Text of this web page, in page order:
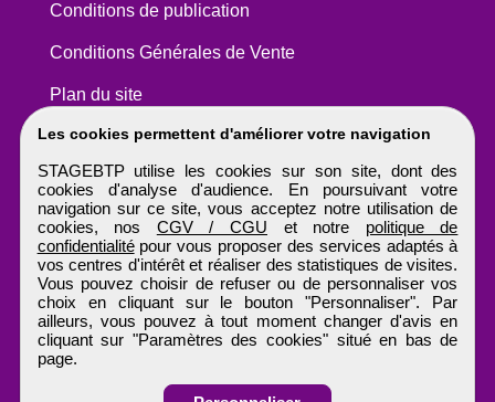
Les cookies permettent d'améliorer votre navigation
STAGEBTP utilise les cookies sur son site, dont des
cookies d'analyse d'audience. En poursuivant votre
navigation sur ce site, vous acceptez notre utilisation de
cookies, nos CGV / CGU et notre politique de
confidentialitépour vous proposer des services adaptés à
vos centres d'intérêt et réaliser des statistiques de visites.
Vous pouvez choisir de refuser ou de personnaliser vos
choix en cliquant sur le bouton "Personnaliser". Par
ailleurs, vous pouvez à tout moment changer d'avis en
cliquant sur "Paramètres des cookies" situé en bas de
page.
Conditions de publication
Conditions Générales de Vente
Plan du site